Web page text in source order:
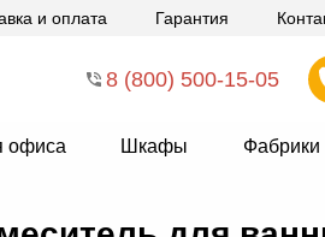
и оплата Гарантия
8 (800) 500-15-05
офиса Шкафы Фабрики